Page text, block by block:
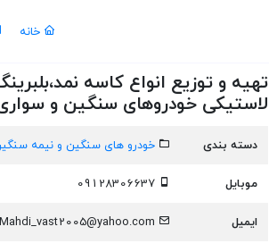
خانه
تهیه و توزیع انواع کاسه
لاستیکی خودروهای سنگین و
دسته بندی
خودرو های سنگین و نیمه
موبایل
ایمیل